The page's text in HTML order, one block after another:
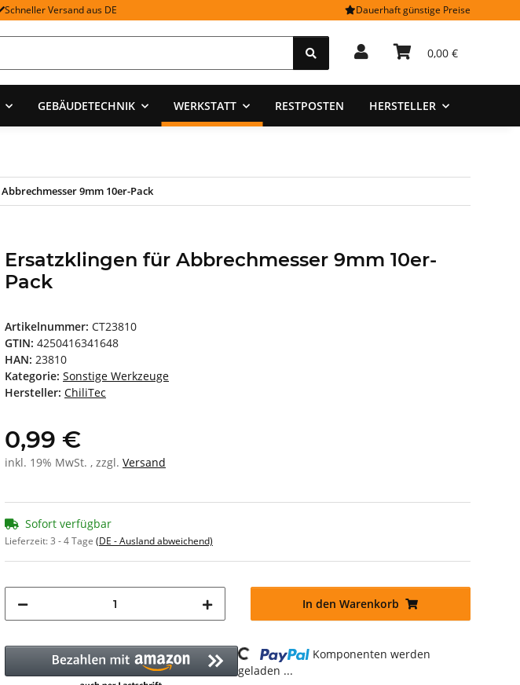
Schneller Versand aus DE Dauerhaft günstige Preise
0,00 €
GEBÄUDETECHNIK WERKSTATT RESTPOSTEN HERSTELLER
9mm 10er-Pack
Ersatzklingen für Abbrechmesser 9mm 10er-
Pack
Artikelnummer: CT23810
GTIN: 4250416341648
HAN: 23810
Kategorie: Sonstige Werkzeuge
Hersteller: ChiliTec
0,99 €
inkl. 19% MwSt. , zzgl. Versand
Sofort verfügbar
Lieferzeit:3 - 4 Tage (DE - Ausland abweichend)
In den Warenkorb
Loading...
Komponenten werden
geladen ...